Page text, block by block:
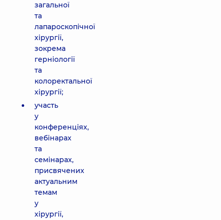
загальної
та
лапароскопічної
хірургії,
зокрема
герніології
та
колоректальної
хірургії;
участь
у
конференціях,
вебінарах
та
семінарах,
присвячених
актуальним
темам
у
хірургії,